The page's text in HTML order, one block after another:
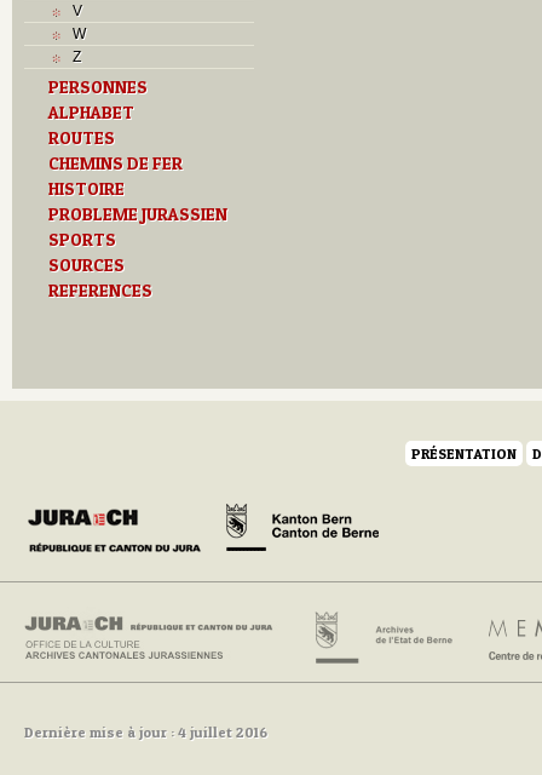
V
W
Z
PERSONNES
ALPHABET
ROUTES
CHEMINS DE FER
HISTOIRE
PROBLEME JURASSIEN
SPORTS
SOURCES
REFERENCES
PRÉSENTATION
Dernière mise à jour : 4 juillet 2016